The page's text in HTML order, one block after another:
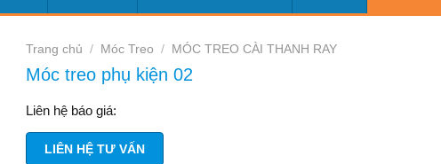
Trang chủ / Móc Treo / MÓC TREO CÀI THANH RAY
Móc treo phụ kiện 02
Liên hệ báo giá:
LIÊN HỆ TƯ VẤN